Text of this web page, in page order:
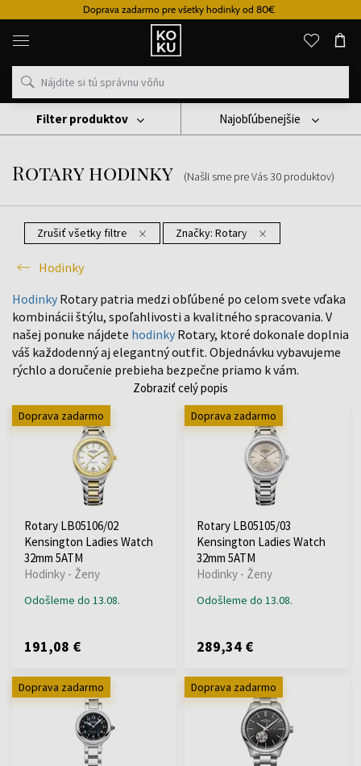
Doprava zadarmo pre všetky hodinky od 80€
Originálne
parfémy
hodinky
na
mieste
Hodinky
Rotary Hodinky
Rotary hodinky (Našli sme pre Vás30 produktov)
Najobľúbenejšie
Zrušiť všetky filtre Značky: Rotary
Hodinky
Filter produktov
Hodinky Rotary patria medzi obľúbené po celom svete vďaka
kombinácii štýlu, spoľahlivosti a kvalitného spracovania. V
našej ponuke nájdete hodinky Rotary, ktoré dokonale doplnia
váš každodenný aj elegantný outfit. Objednávku vybavujeme
rýchlo a doručenie prebieha bezpečne priamo k vám.
Zobraziť celý popis
Doprava zadarmo
Rotary LB05106/02
Kensington Ladies Watch
32mm 5ATM
Hodinky - Ženy
Odošleme do 13.08.
191,08 €
Doprava zadarmo
Rotary LB05105/03
Kensington Ladies Watch
32mm 5ATM
Hodinky - Ženy
Odošleme do 13.08.
289,34 €
Doprava zadarmo Doprava zadarmo